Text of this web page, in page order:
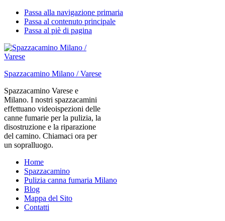
Passa alla navigazione primaria
Passa al contenuto principale
Passa al piè di pagina
Spazzacamino Milano / Varese
Spazzacamino Varese e
Milano. I nostri spazzacamini
effettuano videoispezioni delle
canne fumarie per la pulizia, la
disostruzione e la riparazione
del camino. Chiamaci ora per
un sopralluogo.
Home
Spazzacamino
Pulizia canna fumaria Milano
Blog
Mappa del Sito
Contatti